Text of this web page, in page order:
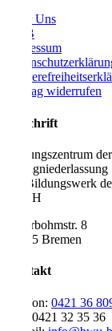
Über Uns
AGB
Impressum
Vertrag widerrufen
Anschrift
Bildungszentrum
Zweigniederlassung
der Bildungswerk
GmbH
Töferbohmstr. 8
28195 Bremen
Kontakt
Telefon: 0421 36
Fax: 0421 32 35 36